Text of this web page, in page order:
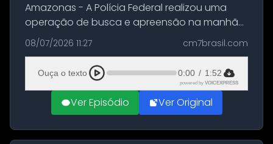
Amazonas - A Polícia Federal realizou uma
operação de busca e apreensão na manhã
desta quarta-feira (8) na casa do ex-
presidente Jair Bolsonaro (PL), em Brasília. A
ação teve como objetivo localizar p...
08/07/2026 11:27 cm7brasil.com
Ouça o texto 0:00 / 1:52
powered by VOICEXPRESS
Ver Episódio Ver Original